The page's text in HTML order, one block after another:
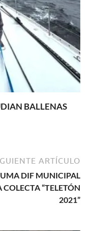
BALLENAS
ARTÍCULO
DIF MUNICIPAL
COLECTA “TELETÓN
2021”